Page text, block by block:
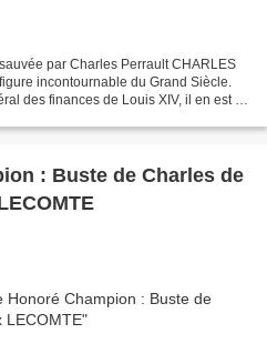
par Charles Perrault CHARLES
incontournable du Grand Siècle.
des finances de Louis XIV, il en est le
: Buste de Charles de